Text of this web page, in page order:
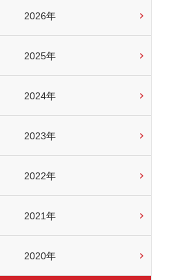
2026年
2025年
2024年
2023年
2022年
2021年
2020年